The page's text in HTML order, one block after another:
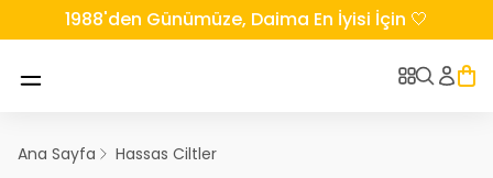
1988'den Günümüze, Daima En İyisi İçin 🤍
Ana Sayfa Hassas Ciltler